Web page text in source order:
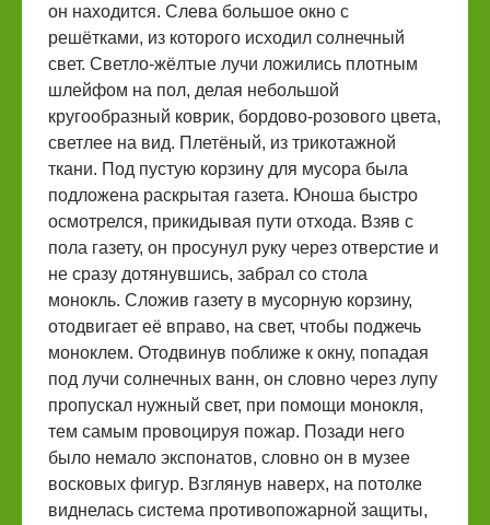
он находится. Слева большое окно с
решётками, из которого исходил солнечный
свет. Светло-жёлтые лучи ложились плотным
шлейфом на пол, делая небольшой
кругообразный коврик, бордово-розового цвета,
светлее на вид. Плетёный, из трикотажной
ткани. Под пустую корзину для мусора была
подложена раскрытая газета. Юноша быстро
осмотрелся, прикидывая пути отхода. Взяв с
пола газету, он просунул руку через отверстие и
не сразу дотянувшись, забрал со стола
монокль. Сложив газету в мусорную корзину,
отодвигает её вправо, на свет, чтобы поджечь
моноклем. Отодвинув поближе к окну, попадая
под лучи солнечных ванн, он словно через лупу
пропускал нужный свет, при помощи монокля,
тем самым провоцируя пожар. Позади него
было немало экспонатов, словно он в музее
восковых фигур. Взглянув наверх, на потолке
виднелась система противопожарной защиты,